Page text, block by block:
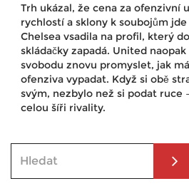
Trh ukázal, že cena za ofenzivní
rychlostí a sklony k soubojům
Chelsea vsadila na profil, který
skládačky zapadá. United naopak
svobodu znovu promyslet, jak
ofenziva vypadat. Když si obě
svým, nezbylo než si podat ruce
celou šíři rivality.